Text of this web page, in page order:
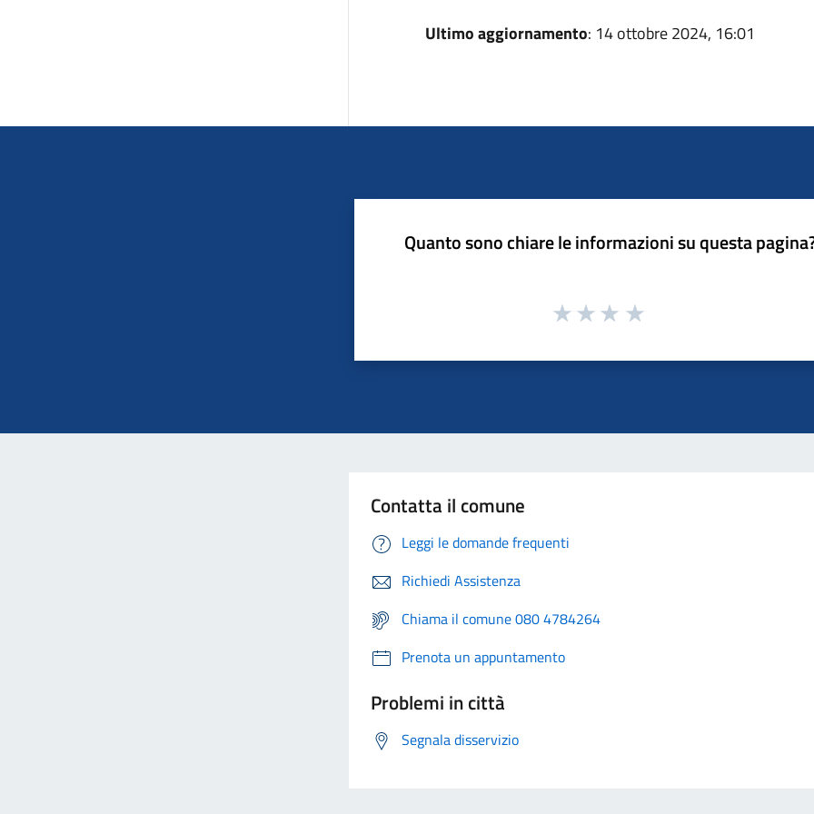
Ultimo aggiornamento: 14 ottobre 2024, 16:01
Quanto sono chiare le informazioni su questa
Contatta il comune
Leggi le domande frequenti
Richiedi Assistenza
Chiama il comune 080 4784264
Prenota un appuntamento
Problemi in città
Segnala disservizio